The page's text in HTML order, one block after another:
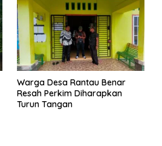
Warga Desa Rantau Benar
Resah Perkim Diharapkan
Turun Tangan